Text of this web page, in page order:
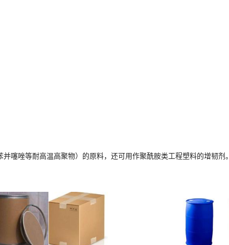
噻唑等耐高温高聚物）的原料，还可用作聚酰胺类工程塑料的增韧剂。